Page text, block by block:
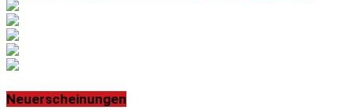
Neuerscheinungen